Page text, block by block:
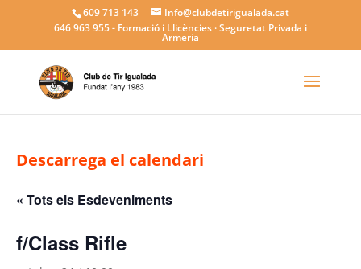
609 713 143
Info@clubdetirigualada.cat
646 963 955- Formació i Llicències · Seguretat Privada i
Armeria
Descarrega el calendari
« Tots els Esdeveniments
f/Class Rifle